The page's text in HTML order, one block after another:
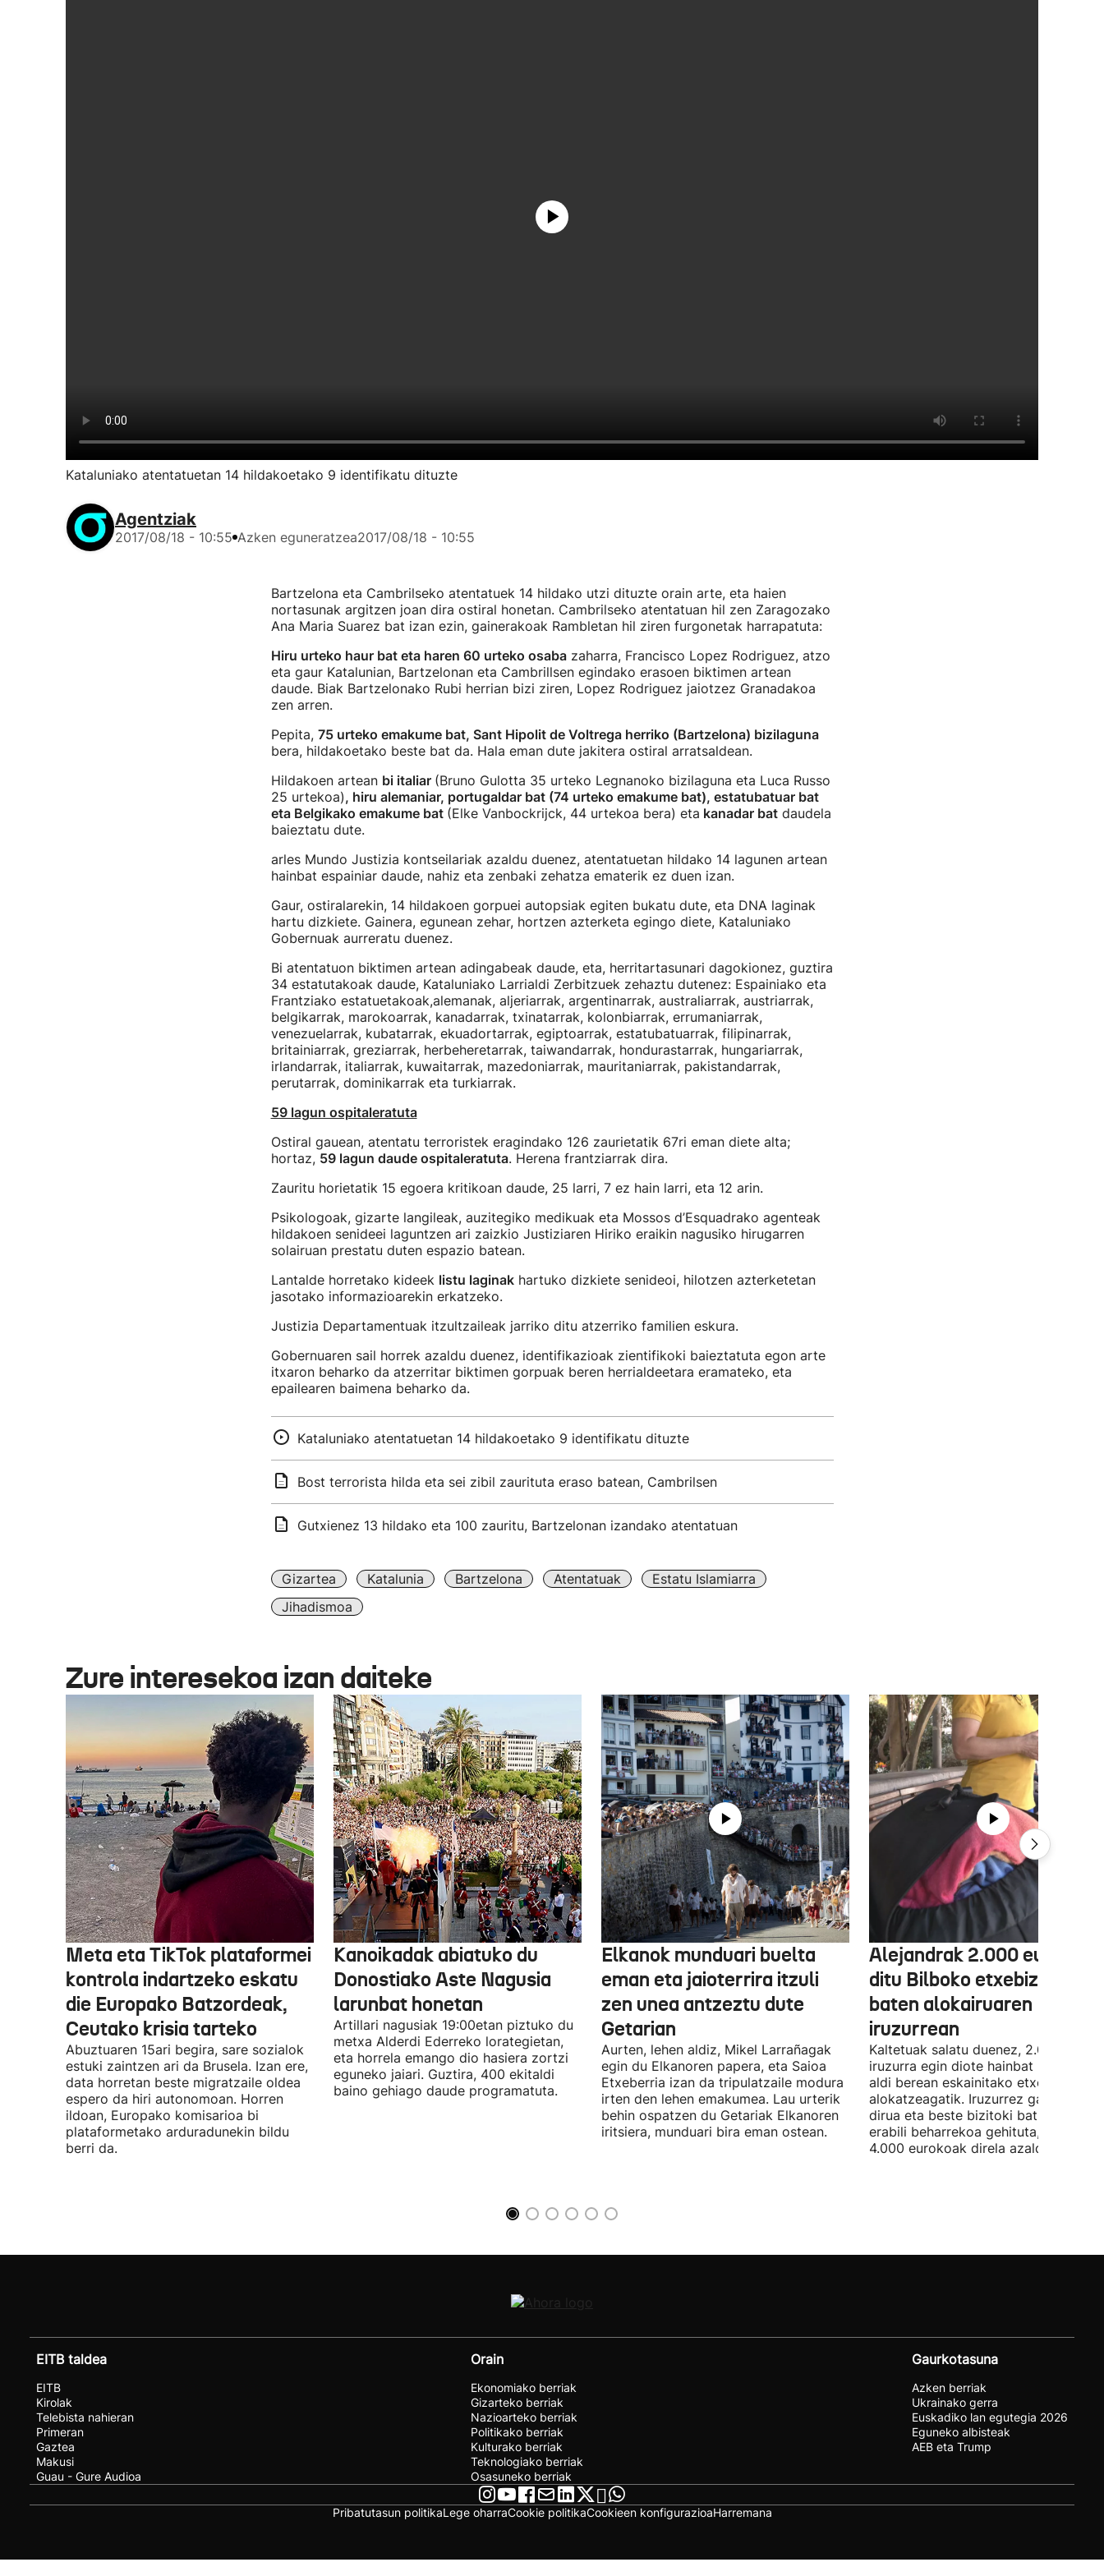
Kataluniako atentatuetan 14 hildakoetako 9 identifikatu dituzte
Agentziak
2017/08/18 - 10:55 Azken eguneratzea2017/08/18 - 10:55
Bartzelona eta Cambrilseko atentatuek 14 hildako utzi dituzte orain arte, eta haien
nortasunak argitzen joan dira ostiral honetan. Cambrilseko atentatuan hil zen Zaragozako
Ana Maria Suarez bat izan ezin, gainerakoak Rambletan hil ziren furgonetak harrapatuta:
Hiru urteko haur bat eta haren 60 urteko osabazaharra, Francisco Lopez Rodriguez, atzo
eta gaur Katalunian, Bartzelonan eta Cambrillsen egindako erasoen biktimen artean
daude. Biak Bartzelonako Rubi herrian bizi ziren, Lopez Rodriguez jaiotzez Granadakoa
zen arren.
Pepita, 75 urteko emakume bat, Sant Hipolit de Voltrega herriko (Bartzelona) bizilaguna
bera, hildakoetako beste bat da. Hala eman dute jakitera ostiral arratsaldean.
Hildakoen artean bi italiar (Bruno Gulotta 35 urteko Legnanoko bizilaguna eta Luca Russo
25 urtekoa), hiru alemaniar, portugaldar bat (74 urteko emakume bat), estatubatuar bat
eta Belgikako emakume bat (Elke Vanbockrijck, 44 urtekoa bera) eta kanadar batdaudela
baieztatu dute.
arles Mundo Justizia kontseilariak azaldu duenez, atentatuetan hildako 14 lagunen artean
hainbat espainiar daude, nahiz eta zenbaki zehatza ematerik ez duen izan.
Gaur, ostiralarekin, 14 hildakoen gorpuei autopsiak egiten bukatu dute, eta DNA laginak
hartu dizkiete. Gainera, egunean zehar, hortzen azterketa egingo diete, Kataluniako
Gobernuak aurreratu duenez.
Bi atentatuon biktimen artean adingabeak daude, eta, herritartasunari dagokionez, guztira
34 estatutakoak daude, Kataluniako Larrialdi Zerbitzuek zehaztu dutenez: Espainiako eta
Frantziako estatuetakoak,alemanak, aljeriarrak, argentinarrak, australiarrak, austriarrak,
belgikarrak, marokoarrak, kanadarrak, txinatarrak, kolonbiarrak, errumaniarrak,
venezuelarrak, kubatarrak, ekuadortarrak, egiptoarrak, estatubatuarrak, filipinarrak,
britainiarrak, greziarrak, herbeheretarrak, taiwandarrak, hondurastarrak, hungariarrak,
irlandarrak, italiarrak, kuwaitarrak, mazedoniarrak, mauritaniarrak, pakistandarrak,
perutarrak, dominikarrak eta turkiarrak.
59 lagun ospitaleratuta
Ostiral gauean, atentatu terroristek eragindako 126 zaurietatik 67ri eman diete alta;
hortaz, 59 lagun daude ospitaleratuta. Herena frantziarrak dira.
Zauritu horietatik 15 egoera kritikoan daude, 25 larri, 7 ez hain larri, eta 12 arin.
Psikologoak, gizarte langileak, auzitegiko medikuak eta Mossos d’Esquadrako agenteak
hildakoen senideei laguntzen ari zaizkio Justiziaren Hiriko eraikin nagusiko hirugarren
solairuan prestatu duten espazio batean.
Lantalde horretako kideek listu laginakhartuko dizkiete senideoi, hilotzen azterketetan
jasotako informazioarekin erkatzeko.
Justizia Departamentuak itzultzaileak jarriko ditu atzerriko familien eskura.
Gobernuaren sail horrek azaldu duenez, identifikazioak zientifikoki baieztatuta egon arte
itxaron beharko da atzerritar biktimen gorpuak beren herrialdeetara eramateko, eta
epailearen baimena beharko da.
Kataluniako atentatuetan 14 hildakoetako 9 identifikatu dituzte
Bost terrorista hilda eta sei zibil zaurituta eraso batean, Cambrilsen
Gutxienez 13 hildako eta 100 zauritu, Bartzelonan izandako atentatuan
Gizartea Katalunia Bartzelona Atentatuak
Estatu Islamiarra
Jihadismoa
Zure interesekoa izan daiteke
Meta eta TikTok plataformei
kontrola indartzeko eskatu
die Europako Batzordeak,
Ceutako krisia tarteko
Abuztuaren 15ari begira, sare sozialok
estuki zaintzen ari da Brusela. Izan ere,
data horretan beste migratzaile oldea
espero da hiri autonomoan. Horren
ildoan, Europako komisarioa bi
plataformetako arduradunekin bildu
berri da.
Kanoikadak abiatuko du
Donostiako Aste Nagusia
larunbat honetan
Artillari nagusiak 19:00etan piztuko du
metxa Alderdi Ederreko lorategietan,
eta horrela emango dio hasiera zortzi
eguneko jaiari. Guztira, 400 ekitaldi
baino gehiago daude programatuta.
Elkanok munduari buelta
eman eta jaioterrira itzuli
zen unea antzeztu dute
Getarian
Aurten, lehen aldiz, Mikel Larrañagak
egin du Elkanoren papera, eta Saioa
Etxeberria izan da tripulatzaile modura
irten den lehen emakumea. Lau urterik
behin ospatzen du Getariak Elkanoren
iritsiera, munduari bira eman ostean.
Alejandrak 2.000 euro
ditu Bilboko etxebizitza
baten alokairuaren
iruzurrean
Kaltetuak salatu duenez, 2.000
iruzurra egin diote hainbat pertsonari
aldi berean eskainitako etxebizitza
alokatzeagatik. Iruzurrez galdutako
dirua eta beste bizitoki bat
erabili beharrekoa gehituta, galerak
4.000 eurokoak direla azaldu du.
EITB taldea
EITB
Kirolak
Telebista nahieran
Primeran
Gaztea
Makusi
Guau - Gure Audioa
Orain
Ekonomiako berriak
Gizarteko berriak
Nazioarteko berriak
Politikako berriak
Kulturako berriak
Teknologiako berriak
Osasuneko berriak
Gaurkotasuna
Azken berriak
Ukrainako gerra
Euskadiko lan egutegia 2026
Eguneko albisteak
AEB eta Trump
Pribatutasun politikaLege oharraCookie politikaCookieen konfigurazioaHarremana